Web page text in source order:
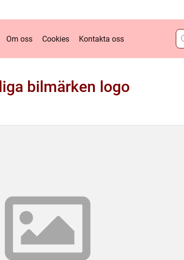
Om oss Cookies Kontakta oss
bilmärken logo